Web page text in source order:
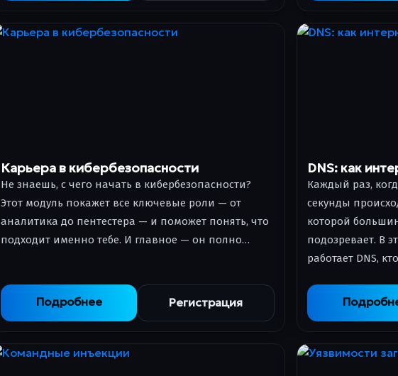
Карьера в кибербезопасности
Не знаешь, с чего начать в кибербезопасности?
Этот модуль покажет все ключевые роли — от
аналитика до пентестера — и поможет понять, что
подходит именно тебе. И главное — он полно…
Подробнее Регистрация
DNS: как
Каждый раз,
секунды
которой
подозревает. В
работает DNS,